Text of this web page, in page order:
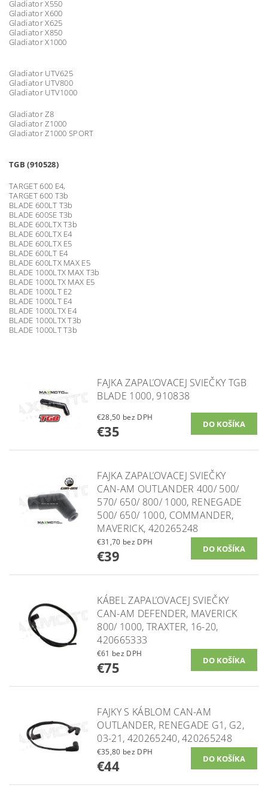
Gladiator X550
Gladiator X600
Gladiator X625
Gladiator X850
Gladiator X1000
Gladiator UTV625
Gladiator UTV800
Gladiator UTV1000
Gladiator Z8
Gladiator Z1000
Gladiator Z1000 SPORT
TGB (910528)
TARGET 600 E4,
TARGET 600 T3b
BLADE 600LT T3b
BLADE 600SE T3b
BLADE 600LTX T3b
BLADE 600LTX E4
BLADE 600LTX E5
BLADE 600LT E4
BLADE 600LTX MAX E5
BLADE 1000LTX MAX T3b
BLADE 1000LTX MAX E5
BLADE 1000LT E2
BLADE 1000LT E4
BLADE 1000LTX E4
BLADE 1000LTX T3b
BLADE 1000LT T3b
FAJKA ZAPAĽOVACEJ SVIEČKY TGB
BLADE 1000, 910838
€28,50 bez DPH
€35
FAJKA ZAPAĽOVACEJ SVIEČKY
CAN-AM OUTLANDER 400/ 500/
570/ 650/ 800/ 1000, RENEGADE
500/ 650/ 1000, COMMANDER,
MAVERICK, 420265248
€31,70 bez DPH
€39
KÁBEL ZAPAĽOVACEJ SVIEČKY
CAN-AM DEFENDER, MAVERICK
800/ 1000, TRAXTER, 16-20,
420665333
€61 bez DPH
€75
FAJKY S KÁBLOM CAN-AM
OUTLANDER, RENEGADE G1, G2,
03-21, 420265240, 420265248
€35,80 bez DPH
€44